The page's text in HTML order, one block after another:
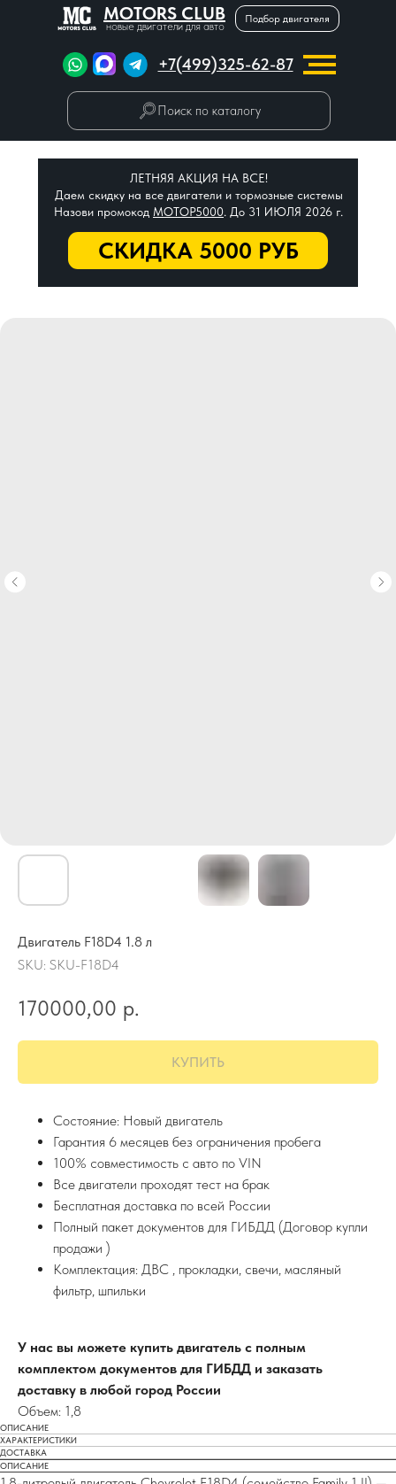
MOTORS CLUB
новые двигатели для авто
Подбор двигателя
+7(499)325-62-87
Поиск по каталогу
СКИДКА 5000 РУБ
ЛЕТНЯЯ АКЦИЯ НА ВСЕ!
Даем скидку на все двигатели и тормозные системы
Назови промокод МОТОР5000. До 31 ИЮЛЯ 2026 г.
Двигатель F18D4 1.8 л
SKU: SKU-F18D4
170000,00 р.
КУПИТЬ
Состояние: Новый двигатель
Гарантия 6 месяцев без ограничения пробега
100% совместимость с авто по VIN
Все двигатели проходят тест на брак
Бесплатная доставка по всей России
Полный пакет документов для ГИБДД (Договор купли
продажи )
Комплектация: ДВС , прокладки, свечи, масляный
фильтр, шпильки
У нас вы можете купить двигатель с полным
комплектом документов для ГИБДД и заказать
доставку в любой город России
Объем: 1,8
ОПИСАНИЕ
ХАРАКТЕРИСТИКИ
ДОСТАВКА
ОПИСАНИЕ